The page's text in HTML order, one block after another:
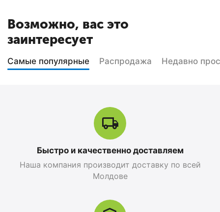
Возможно, вас это
заинтересует
Самые популярные Распродажа Недавно
Быстро и качественно доставляем
Наша компания производит доставку по всей
Молдове